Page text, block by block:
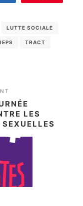
LUTTE SOCIALE
TRACT
LES